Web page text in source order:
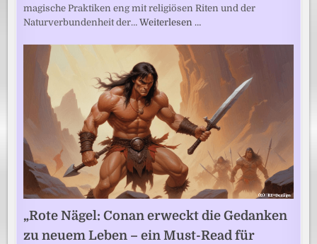
magische Praktiken eng mit religiösen Riten und der
Naturverbundenheit der…Weiterlesen …
„Rote Nägel: Conan erweckt die Gedanken
zu neuem Leben – ein Must-Read für